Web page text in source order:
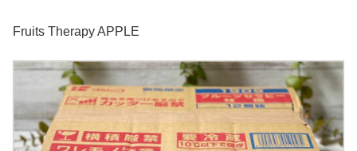
Fruits Therapy APPLE